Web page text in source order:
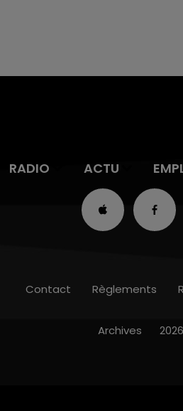
RADIO ACTU
Contact Règlements
Archives 2026